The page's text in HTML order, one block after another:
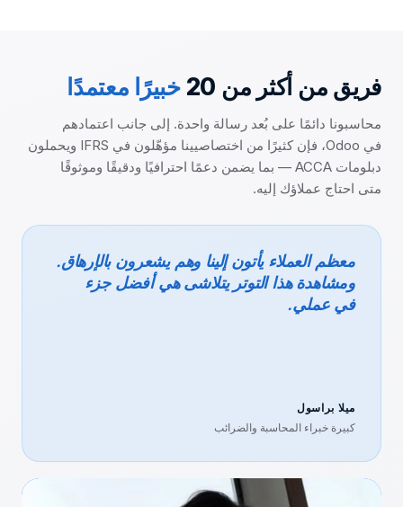
فريق من أكثر من 20 خبيرًا معتمدًا
محاسبونا دائمًا على بُعد رسالة واحدة. إلى جانب اعتمادهم
في Odoo، فإن كثيرًا من اختصاصيينا مؤهّلون في IFRS ويحملون
دبلومات ACCA — بما يضمن دعمًا احترافيًا ودقيقًا وموثوقًا
متى احتاج عملاؤك إليه.
معظم العملاء يأتون إلينا وهم يشعرون بالإرهاق.
ومشاهدة هذا التوتر يتلاشى هي أفضل جزء
في عملي.
ميلا براسول
كبيرة خبراء المحاسبة والضرائب